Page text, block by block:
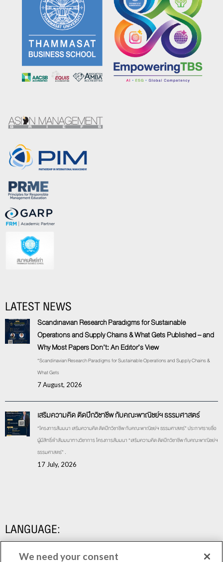
LATEST NEWS
Scandinavian Research Paradigms for Sustainable
Operations and Supply Chains & What Gets Published – and
Why Most Papers Don’t: An Editor’s View
“Scandinavian Research Paradigms for Sustainable Operations and Supply Chains &
What Gets
7 August, 2026
เสริมความคิด ติดปีกวิชาชีพ กับคณะพาณิชย์ฯ ธรรมศาสตร์
“โครงการสัมมนา เสริมความคิด ติดปีกวิชาชีพ กับคณะพาณิชย์ฯ ธรรมศาสตร์” ประกาศรายชื่อ
ผู้มีสิทธิ์เข้าสัมมนาทางวิชาการ โครงการสัมมนา “เสริมความคิด ติดปีกวิชาชีพ กับคณะพาณิชย์ฯ
ธรรมศาสตร์” .
17 July, 2026
LANGUAGE:
We need your consent